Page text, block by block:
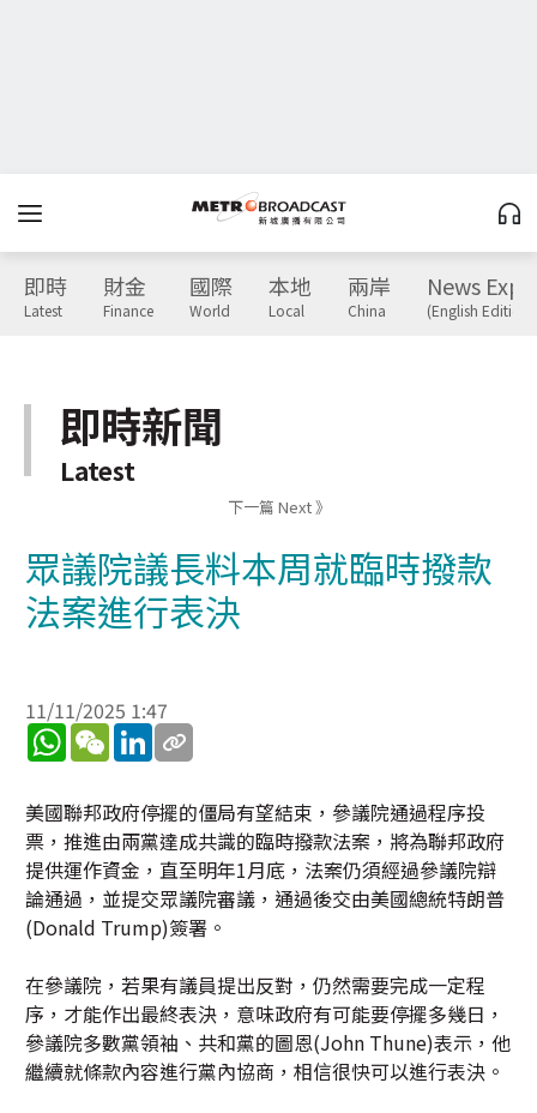
即時
Latest
財金
Finance
國際
World
本地
Local
兩岸
China
News
(English Edition)
即時新聞
Latest
下一篇 Next 》
眾議院議長料本周就臨時撥款
法案進行表決
11/11/2025 1:47
WhatsApp
WeChatLinkedIn
美國聯邦政府停擺的僵局有望結束，參議院通過程序投
票，推進由兩黨達成共識的臨時撥款法案，將為聯邦政府
提供運作資金，直至明年1月底，法案仍須經過參議院辯
論通過，並提交眾議院審議，通過後交由美國總統特朗普
(Donald Trump)簽署。
在參議院，若果有議員提出反對，仍然需要完成一定程
序，才能作出最終表決，意味政府有可能要停擺多幾日，
參議院多數黨領袖、共和黨的圖恩(John Thune)表示，他
繼續就條款內容進行黨內協商，相信很快可以進行表決。